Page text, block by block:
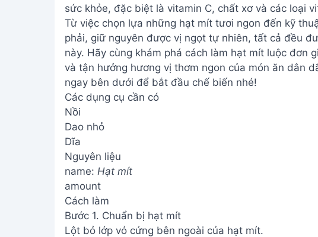
sức khỏe, đặc biệt là vitamin C, chất xơ và các loại
Từ việc chọn lựa những hạt mít tươi ngon đến kỹ
phải, giữ nguyên được vị ngọt tự nhiên, tất cả đều
này. Hãy cùng khám phá cách làm hạt mít luộc đơn
và tận hưởng hương vị thơm ngon của món ăn dân
ngay bên dưới để bắt đầu chế biến nhé!
Các dụng cụ cần có
Nồi
Dao nhỏ
Dĩa
Nguyên liệu
name: Hạt mít
amount
Cách làm
Bước 1. Chuẩn bị hạt mít
Lột bỏ lớp vỏ cứng bên ngoài của hạt mít.